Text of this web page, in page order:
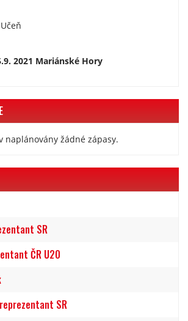
2021 Mariánské Hory
naplánovány žádné zápasy.
SR
ČR U20
SR